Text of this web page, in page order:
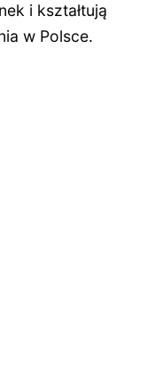
i kształtują
w Polsce.